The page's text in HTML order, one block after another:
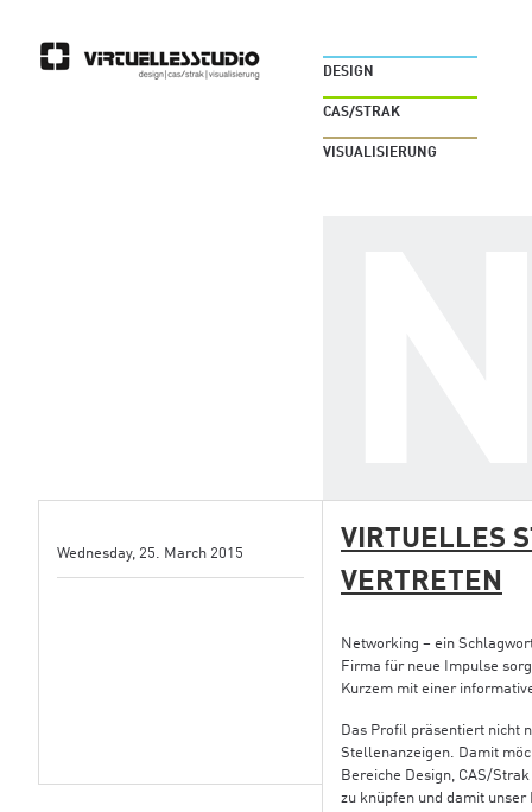
DESIGN
CAS/STRAK
VISUALISIERUNG
Wednesday, 25. March 2015
VIRTUELLES
VERTRETEN
Networking – ein
Firma für neue Impulse
Kurzem mit einer
Das Profil präsentiert nicht
Stellenanzeigen. Damit
Bereiche Design, CAS/
zu knüpfen und damit